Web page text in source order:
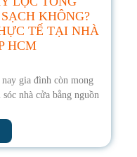
KHÔNG?
TẾ TẠI NHÀ
HCM
gia đình còn mong
nhà cửa bằng nguồn